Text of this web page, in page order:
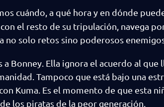
cuándo, a qué hora y en dónde
el resto de su tripulación, navega
no solo retos sino poderosos
Bonney. Ella ignora el acuerdo al que
Tampoco que está bajo una
Kuma. Es el momento de que esta
los piratas de la peor generación.